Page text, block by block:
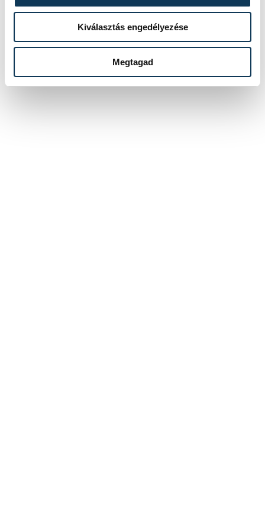
Kiválasztás engedélyezése
Megtagad